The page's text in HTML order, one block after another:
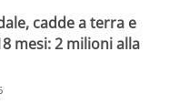
cadde a terra e
mesi: 2 milioni alla